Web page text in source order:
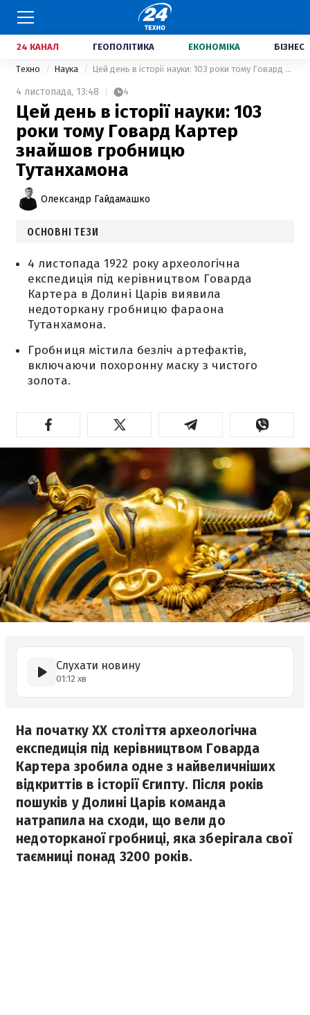
24 КАНАЛ ГЕОПОЛІТИКА ЕКОНОМІКА БІЗНЕС
Техно Наука Цей день в історії науки: 103 роки тому Говард Картер знайшов гробницю Тутанхамона
4 листопада, 13:48 4
Цей день в історії науки: 103
роки тому Говард Картер
знайшов гробницю
Тутанхамона
Олександр Гайдамашко
ОСНОВНІ ТЕЗИ
4 листопада 1922 року археологічна
експедиція під керівництвом Говарда
Картера в Долині Царів виявила
недоторкану гробницю фараона
Тутанхамона.
Гробниця містила безліч артефактів,
включаючи похоронну маску з чистого
золота.
Слухати новину
01:12 хв
На початку XX століття археологічна
експедиція під керівництвом Говарда
Картера зробила одне з найвеличніших
відкриттів в історії Єгипту. Після років
пошуків у Долині Царів команда
натрапила на сходи, що вели до
недоторканої гробниці, яка зберігала свої
таємниці понад 3200 років.